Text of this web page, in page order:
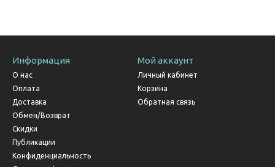
Информация
О нас
Оплата
Доставка
Обмен/Возврат
Скидки
Публикации
Конфиденциальность
Мой аккаунт
Личный кабинет
Корзина
Обратная связь